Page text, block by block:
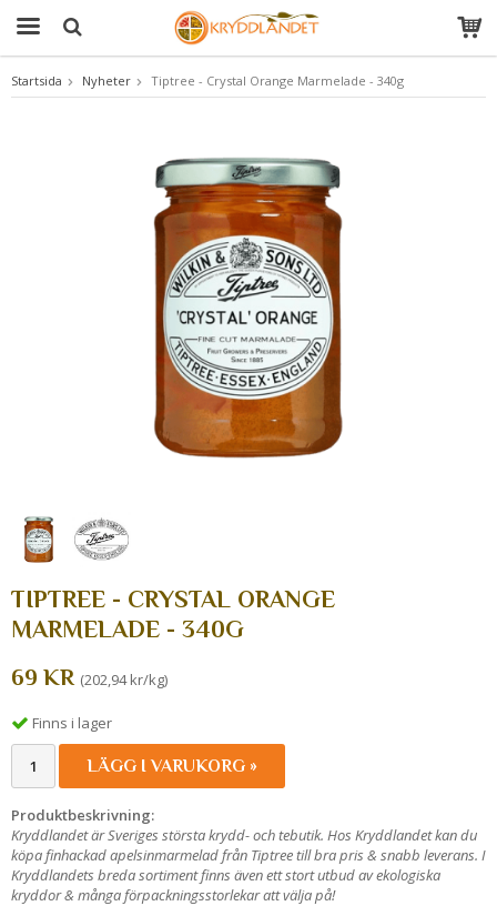
Produkten har blivit tillagd i varukorgen
Startsida Nyheter Tiptree - Crystal Orange Marmelade - 340g
TIPTREE - CRYSTAL ORANGE
MARMELADE - 340G
69 KR (202,94 kr/kg)
Finns i lager
LÄGG I VARUKORG »
Produktbeskrivning:
Kryddlandet är Sveriges största krydd- och tebutik. Hos Kryddlandet kan du
köpa finhackad apelsinmarmelad från Tiptree till bra pris & snabb leverans. I
Kryddlandets breda sortiment finns även ett stort utbud av ekologiska
kryddor & många förpackningsstorlekar att välja på!